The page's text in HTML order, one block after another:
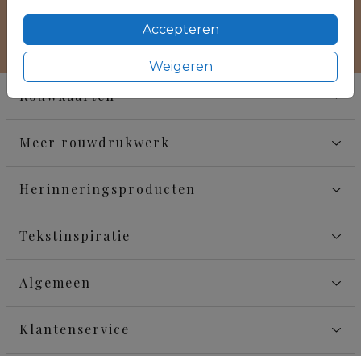
Accepteren
Weigeren
Rouwkaarten
Meer rouwdrukwerk
Herinneringsproducten
Tekstinspiratie
Algemeen
Klantenservice